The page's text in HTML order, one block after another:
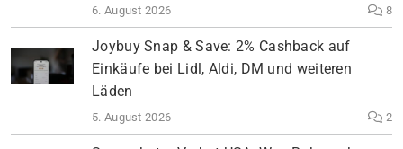
6. August 2026 8
Joybuy Snap & Save: 2% Cashback auf
Einkäufe bei Lidl, Aldi, DM und weiteren
Läden
5. August 2026 2